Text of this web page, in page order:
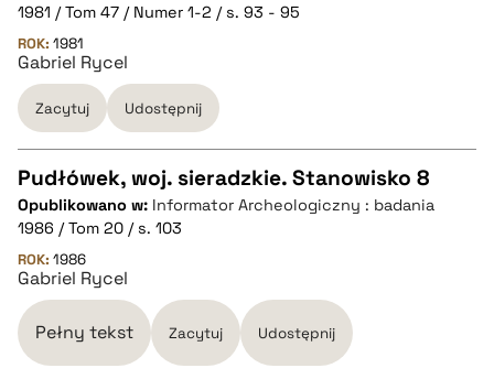
pobierz cytat
BIBTEX
pobierz cytat
1981 / Tom 47 / Numer 1-2 / s. 93 - 95
ROK: 1981
Gabriel Rycel
Zacytuj Udostępnij
CZYSTY TEKST
pobierz cytat
Pudłówek, woj. sieradzkie. Stanowisko 8
Opublikowano w: Informator Archeologiczny : badania
1986 / Tom 20 / s. 103
ROK: 1986
Gabriel Rycel
Pełny tekst Zacytuj Udostępnij